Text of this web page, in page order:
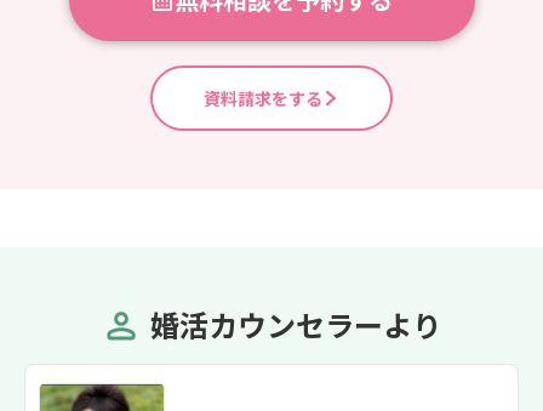
資料請求をする
婚活カウンセラーより